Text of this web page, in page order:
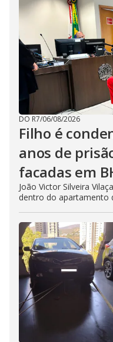
DO R7/06/08/2026
Filho é
anos de
facadas em
João Victor Silveira
dentro do apartamento